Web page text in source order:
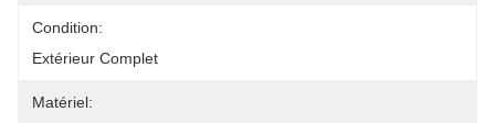
Condition:
Extérieur Complet
Matériel: